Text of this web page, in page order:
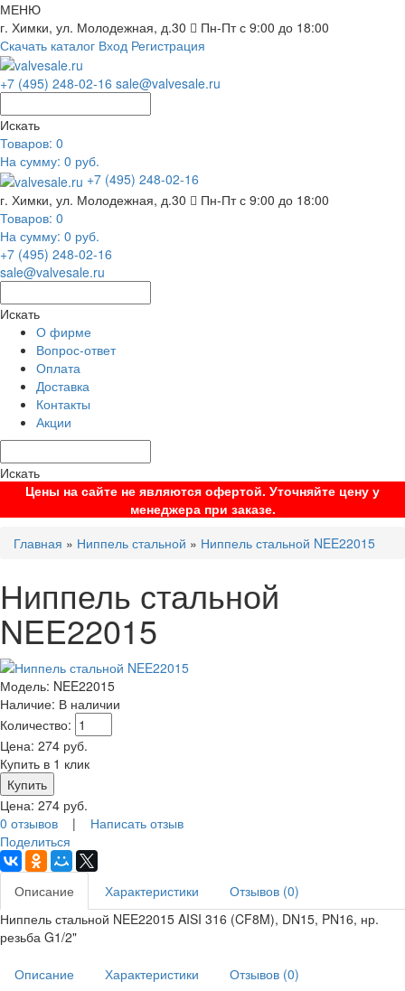
МЕНЮ
г. Химки, ул. Молодежная, д.30
Пн-Пт с 9:00 до 18:00
Скачать каталог Вход Регистрация
+7 (495) 248-02-16 sale@valvesale.ru
Искать
Товаров: 0
На сумму: 0 руб.
+7 (495) 248-02-16
г. Химки, ул. Молодежная, д.30
Пн-Пт с 9:00 до 18:00
Товаров: 0
На сумму: 0 руб.
+7 (495) 248-02-16
sale@valvesale.ru
Искать
О фирме
Вопрос-ответ
Оплата
Доставка
Контакты
Акции
Искать
Цены на сайте не являются офертой. Уточняйте цену у
менеджера при заказе.
Главная » Ниппель стальной » Ниппель стальной NEE22015
Ниппель стальной
NEE22015
Модель: NEE22015
Наличие: В наличии
Количество:
Цена: 274 руб.
Купить в 1 клик
Цена: 274 руб.
0 отзывов | Написать отзыв
Поделиться
Описание Характеристики
Отзывов (0)
Ниппель стальной NEE22015 AISI 316 (CF8M), DN15, PN16, нр.
резьба G1/2"
Описание Характеристики
Отзывов (0)